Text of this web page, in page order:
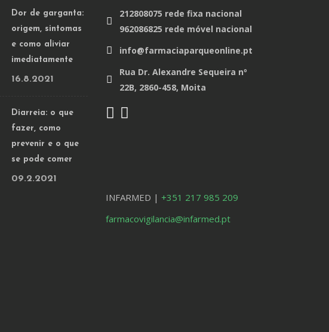
Dor de garganta:
origem, sintomas
e como aliviar
imediatamente
16.8.2021
Diarreia: o que
fazer, como
prevenir e o que
se pode comer
09.2.2021
212808075 rede fixa nacional
962086825 rede móvel nacional
info@farmaciaparqueonline.pt
Rua Dr. Alexandre Sequeira nº
22B, 2860-458, Moita
INFARMED | +351 217 985 209
farmacovigilancia@infarmed.pt